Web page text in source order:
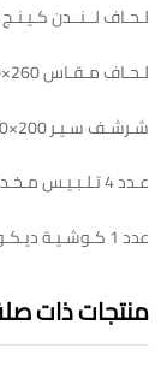
لـحـاف لــنــدن كـيـنـج 7 قـطـع دانـتـيـل
لـحـاف مـقـاس 260×240
شـرشـف سـيـر 200×200×35
عـدد 4 تـلـبـيـس مـخـدة
عدد 1 كـوشـيـة ديـكـور 45×45
منتجات ذات